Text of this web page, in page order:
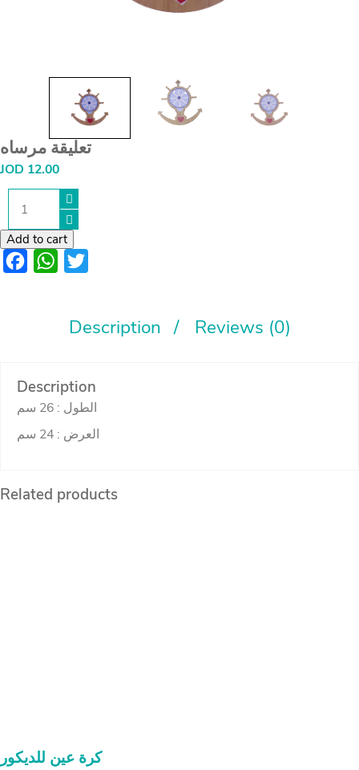
تعليقة مرساه
JOD 12.00
مرساه
Add to cart
FacebookWhatsApp
Description Reviews (0)
Description
الطول : 26 سم
العرض : 24 سم
Related products
كرة عين للديكور